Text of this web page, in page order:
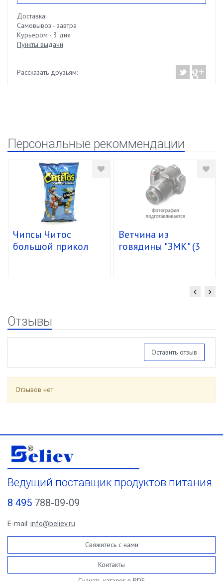
Доставка:
Самовывоз - завтра
Курьером - 3 дня
Пункты выдачи
Рассказать друзьям:
Персональные рекоммендации
Чипсы Читос
большой прикол
Ветчина из
говядины "ЗМК" (3
Отзывы
Оставить отзыв
Отзывов нет
Ведущий поставщик продуктов питания
8 495 788-09-09
E-mail: info@believ.ru
Свяжитесь с нами
Контакты